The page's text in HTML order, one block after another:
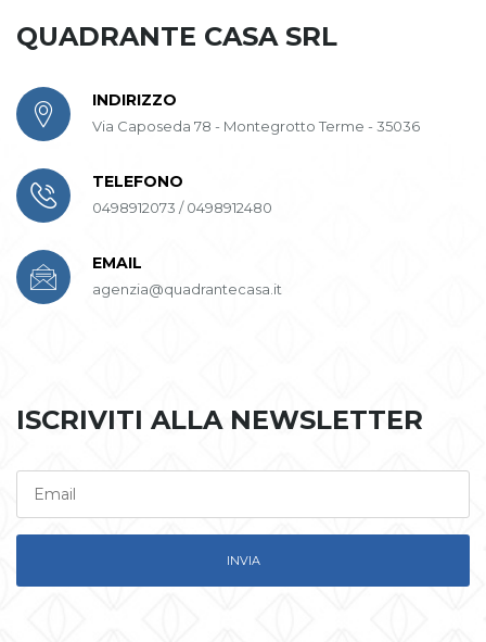
QUADRANTE CASA SRL
INDIRIZZO
Via Caposeda 78 - Montegrotto Terme - 35036
TELEFONO
0498912073 / 0498912480
EMAIL
agenzia@quadrantecasa.it
ISCRIVITI ALLA NEWSLETTER
INVIA